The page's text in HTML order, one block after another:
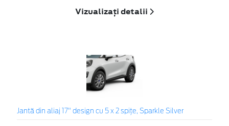
Vizualizați detalii
Jantă din aliaj 17" design cu 5 x 2 spiţe, Sparkle Silver